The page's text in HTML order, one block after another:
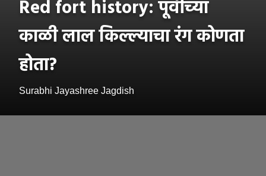
Red fort history: पूर्वीच्या
काळी लाल किल्ल्याचा रंग कोणता
होता?
Surabhi Jayashree Jagdish